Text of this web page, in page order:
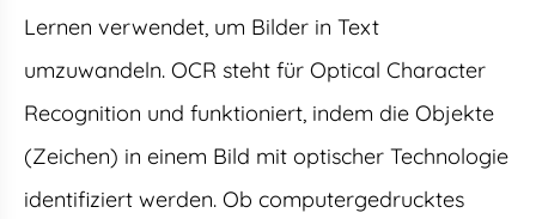
Lernen verwendet, um Bilder in Text
umzuwandeln. OCR steht für Optical Character
Recognition und funktioniert, indem die Objekte
(Zeichen) in einem Bild mit optischer Technologie
identifiziert werden. Ob computergedrucktes